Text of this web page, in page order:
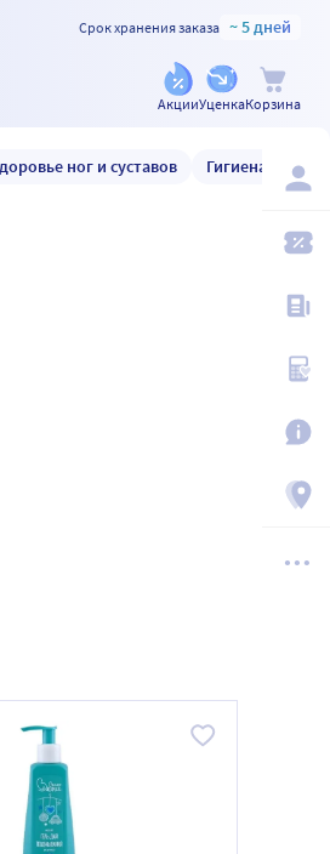
Срок хранения заказа ~ 5 дней
АкцииУценкаКорзина
ног и суставов Гигиена и уход